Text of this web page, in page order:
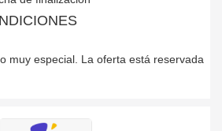
muy especial. La oferta está reservada